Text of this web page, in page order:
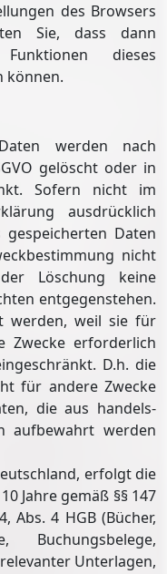
des Browsers
Sie, dass dann
dieses
können.
werden nach
gelöscht oder in
Sofern nicht im
ausdrücklich
Daten
nicht
Löschung keine
entgegenstehen.
werden, weil sie für
Zwecke erforderlich
D.h. die
für andere Zwecke
die aus handels-
aufbewahrt werden
erfolgt die
Jahre gemäß §§ 147
Abs. 4 HGB (Bücher,
Buchungsbelege,
Unterlagen,